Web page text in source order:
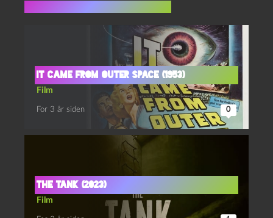
It came from outer space (1953)
Film
For 3 år siden 0
The tank (2023)
Film